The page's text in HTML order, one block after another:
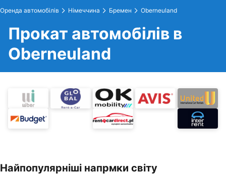
Оренда автомобілів Німеччина Бремен Oberneuland
Прокат автомобілів в
Oberneuland
Найпопулярніші напрмки світу